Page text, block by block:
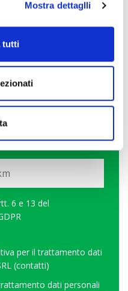
Mostra dettaglli
tutti
VALE LA TUA
6 e 13 del
per il trattamento dati
(contatti)
dati personali